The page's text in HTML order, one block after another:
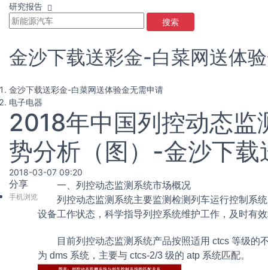
研究报告
搜索
金沙下载送彩金-白菜网送体
金沙下载送彩金-白菜网送体验金无需申请
电子电器
2018年中国列控动态监
势分析（图）-金沙下载
2018-03-07 09:20
分享
手机浏览
一、列控动态监测系统市场概况
列控动态监测系统主要监测检测列车运行控制系
设备工作状态，科学指导列控系统维护工作，及时有
目前列控动态监测系统产品按照适用 ctcs 等级的
为 dms 系统，主要与 ctcs-2/3 级的 atp 系统匹配。